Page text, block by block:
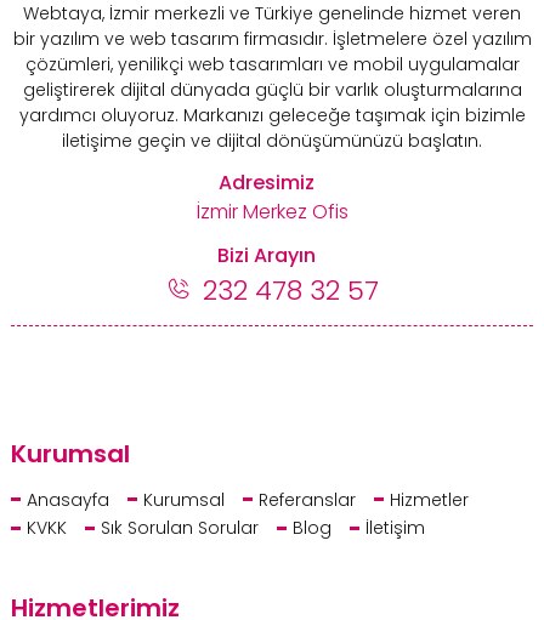
Kurumsal
Anasayfa Kurumsal Referanslar
Hizmetler
KVKK
Sık Sorulan Sorular Blog İletişim
Hizmetlerimiz
Webtaya, İzmir merkezli ve Türkiye genelinde hizmet veren
bir yazılım ve web tasarım firmasıdır. İşletmelere özel yazılım
çözümleri, yenilikçi web tasarımları ve mobil uygulamalar
geliştirerek dijital dünyada güçlü bir varlık oluşturmalarına
yardımcı oluyoruz. Markanızı geleceğe taşımak için bizimle
iletişime geçin ve dijital dönüşümünüzü başlatın.
Adresimiz
İzmir Merkez Ofis
Bizi Arayın
232 478 32 57